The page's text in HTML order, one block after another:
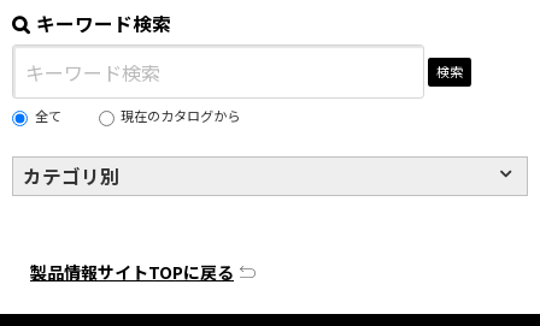
キーワード検索
検索
全て 現在のカタログから
カテゴリ別
製品情報サイトTOPに戻る